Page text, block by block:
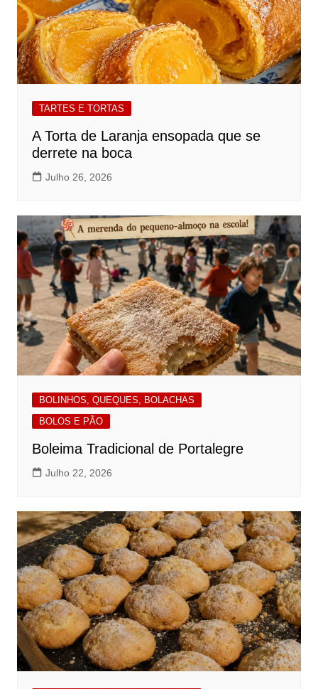
TARTES E TORTAS
A Torta de Laranja ensopada que se
derrete na boca
Julho 26, 2026
BOLINHOS, QUEQUES, BOLACHAS
BOLOS E PÃO
Boleima Tradicional de Portalegre
Julho 22, 2026